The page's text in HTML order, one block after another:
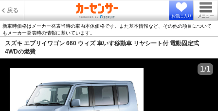
戻る
お気に入り メニュー
新車時価格はメーカー発表当時の車両本体価格です。また基本情報など、その他の項目について
もメーカー発表時の情報に基いています。
スズキ エブリイワゴン 660 ウィズ 車いす移動車 リヤシート付 電動固定式
4WDの燃費
1/1